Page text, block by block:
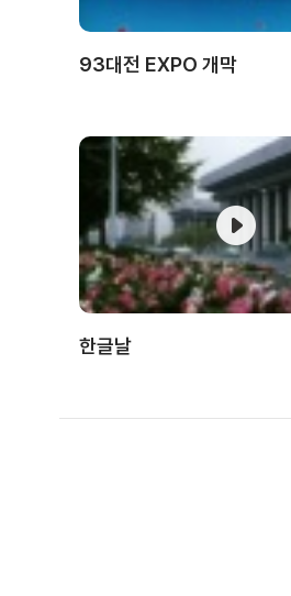
93대전 EXPO 개막
한글날